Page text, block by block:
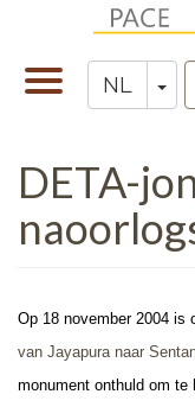
naar
gaan
Navigatie
wisselen
NL
Zoeken
DETA-
Op 18 november 2004 is
van Jayapura naar
monument onthuld om te